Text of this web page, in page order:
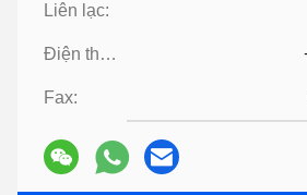
Liên lạc:
Điện thoại:
Fax: